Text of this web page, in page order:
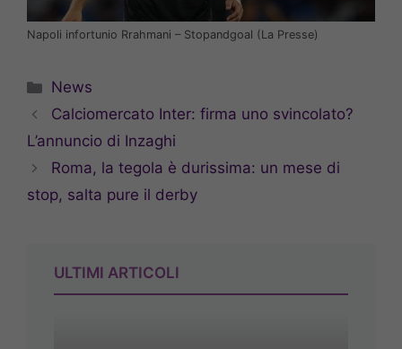
Napoli infortunio Rrahmani – Stopandgoal (La Presse)
Categorie
News
Calciomercato Inter: firma uno svincolato?
L’annuncio di Inzaghi
Roma, la tegola è durissima: un mese di
stop, salta pure il derby
ULTIMI ARTICOLI